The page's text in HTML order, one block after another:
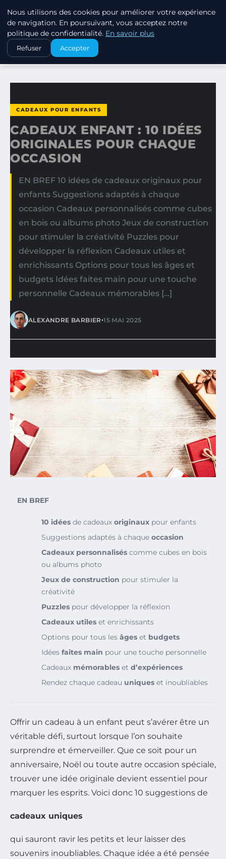
SWISSTALES
ACCUEIL
CADEAUX POUR ENFANTS
CADEAUX ENFANT : 10 IDÉES ORIGINALES POUR CHAQUE…
CADEAUX POUR ENFANTS
CADEAUX ENFANT : 10 IDÉES
ORIGINALES POUR CHAQUE
OCCASION
EN BREF 10 idées de cadeaux originaux pour
enfants Suggestions adaptés à chaque
occasion Cadeaux personnalisés comme cubes
en bois ou albums photo Jeux de construction
pour stimuler la créativité Puzzles pour
développer la réflexion Cadeaux utiles et
enrichissants Options pour tous les âges et
budgets Idées faites main pour une touche
personnelle Cadeaux mémorables […]
ALEXANDRE BARBIER•15 MAI 2025
EN BREF
10 idées de cadeaux originaux pour enfants
Suggestions adaptés à chaque occasion
Cadeaux personnalisés comme cubes en bois
ou albums photo
Jeux de construction pour stimuler la
créativité
Puzzles pour développer la réflexion
Cadeaux utiles et enrichissants
Options pour tous les âges et budgets
Idées faites main pour une touche personnelle
Cadeaux mémorables et d’expériences
Rendez chaque cadeau uniques et inoubliables
Offrir un cadeau à un enfant peut s’avérer être un
véritable défi, surtout lorsque l’on souhaite
surprendre et émerveiller. Que ce soit pour un
anniversaire, Noël ou toute autre occasion spéciale,
trouver une idée originale devient essentiel pour
marquer les esprits. Voici donc 10 suggestions de
cadeaux uniques
qui sauront ravir les petits et leur laisser des
souvenirs inoubliables. Chaque idée a été pensée
Nous utilisons des cookies pour améliorer votre expérience
de navigation. En poursuivant, vous acceptez notre
politique de confidentialité. En savoir plus
Refuser Accepter